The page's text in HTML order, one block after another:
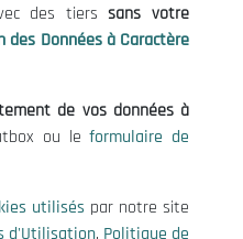
Contact US
contact@cnese.dz
des tierssans votre
Données à Caractère
de vos données à
ou leformulaire de
utilisés par notre site
d'Utilisation, Politique de